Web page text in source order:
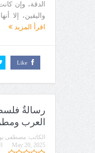
الدقة، وإن
واليقين، إلا
اقرأ المزيد
Like
رسالةٌ
العرب
الكاتب: مصطفى
May 20, 2025